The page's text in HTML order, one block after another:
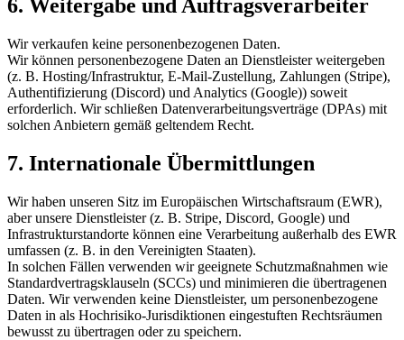
6. Weitergabe und Auftragsverarbeiter
Wir verkaufen keine personenbezogenen Daten.
Wir können personenbezogene Daten an Dienstleister weitergeben
(z. B. Hosting/Infrastruktur, E-Mail-Zustellung, Zahlungen (Stripe),
Authentifizierung (Discord) und Analytics (Google)) soweit
erforderlich. Wir schließen Datenverarbeitungsverträge (DPAs) mit
solchen Anbietern gemäß geltendem Recht.
7. Internationale Übermittlungen
Wir haben unseren Sitz im Europäischen Wirtschaftsraum (EWR),
aber unsere Dienstleister (z. B. Stripe, Discord, Google) und
Infrastrukturstandorte können eine Verarbeitung außerhalb des EWR
umfassen (z. B. in den Vereinigten Staaten).
In solchen Fällen verwenden wir geeignete Schutzmaßnahmen wie
Standardvertragsklauseln (SCCs) und minimieren die übertragenen
Daten. Wir verwenden keine Dienstleister, um personenbezogene
Daten in als Hochrisiko-Jurisdiktionen eingestuften Rechtsräumen
bewusst zu übertragen oder zu speichern.